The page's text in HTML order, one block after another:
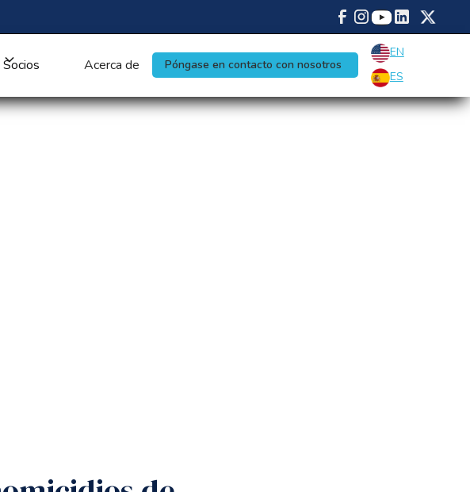
Socios Acerca de Póngase en contacto con nosotros
EN
ES